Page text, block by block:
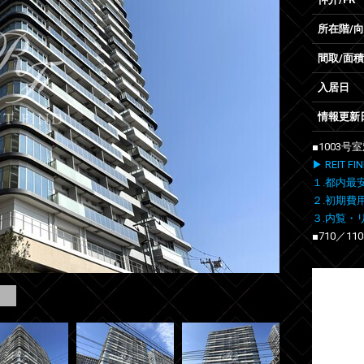
所在階/
間取/面積
入居日
情報更新
■1003号
▶ REIT
１.都内最
２.初期費
３.内覧・
■710／